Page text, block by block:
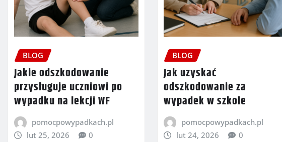
BLOG
Jakie odszkodowanie
przysługuje uczniowi po
wypadku na lekcji WF
pomocpowypadkach.pl
lut 25, 2026
0
BLOG
Jak uzyskać
odszkodowanie za
wypadek w szkole
pomocpowypadkach.pl
lut 24, 2026
0